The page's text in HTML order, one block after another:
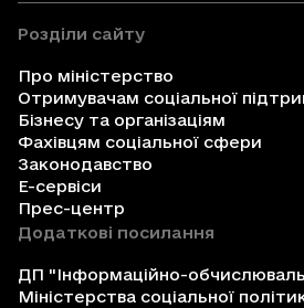
Розділи сайту
Про міністерство
Отримувачам соціальної
Бізнесу та організаціям
Фахівцям соціальної сфери
Законодавство
Е-сервіси
Прес-центр
Додаткові посилання
ДП "Інформаційно-
Міністерства соціальної